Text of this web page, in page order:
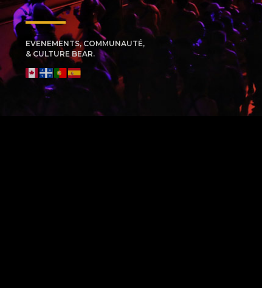
EVENEMENTS, COMMUNAUTÉ,
& CULTURE BEAR.